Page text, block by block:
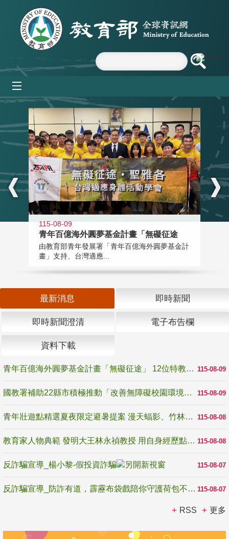
跳到主要內容區塊
:::
115-08-09
青年百億海外圓夢基金計畫「無礙征途
由教育部青年發展署「青年百億海外圓夢基金計
畫」支持、台灣適應...
最新消息 即時新聞
即時新聞澄清 電子布告欄
資料下載
115-08-09
青年百億海外圓夢基金計畫「無礙征途」 12位特教與弱勢青年勇闖西班牙 跨越感官限制見證生命蛻變
115-08-09
國教署補助22縣市積極推動「改善無障礙校園環境計畫」 打造友善、安全、無礙學習空間
115-08-08
青年壯遊點精選夏夜限定避暑提案 漫天蝠影、竹林尋蛙、茶香夜觀 邀青年暮色出發
115-08-08
教育家人物典範 發明大王林永禎教授 用自身經歷點亮學生的路
115-08-07
反詐騙宣導_楊小黎-假投資詐騙
115-08-07
反詐騙宣導_防詐有道，霹靂布袋戲陪你守護荷包不受騙
RSS 更多